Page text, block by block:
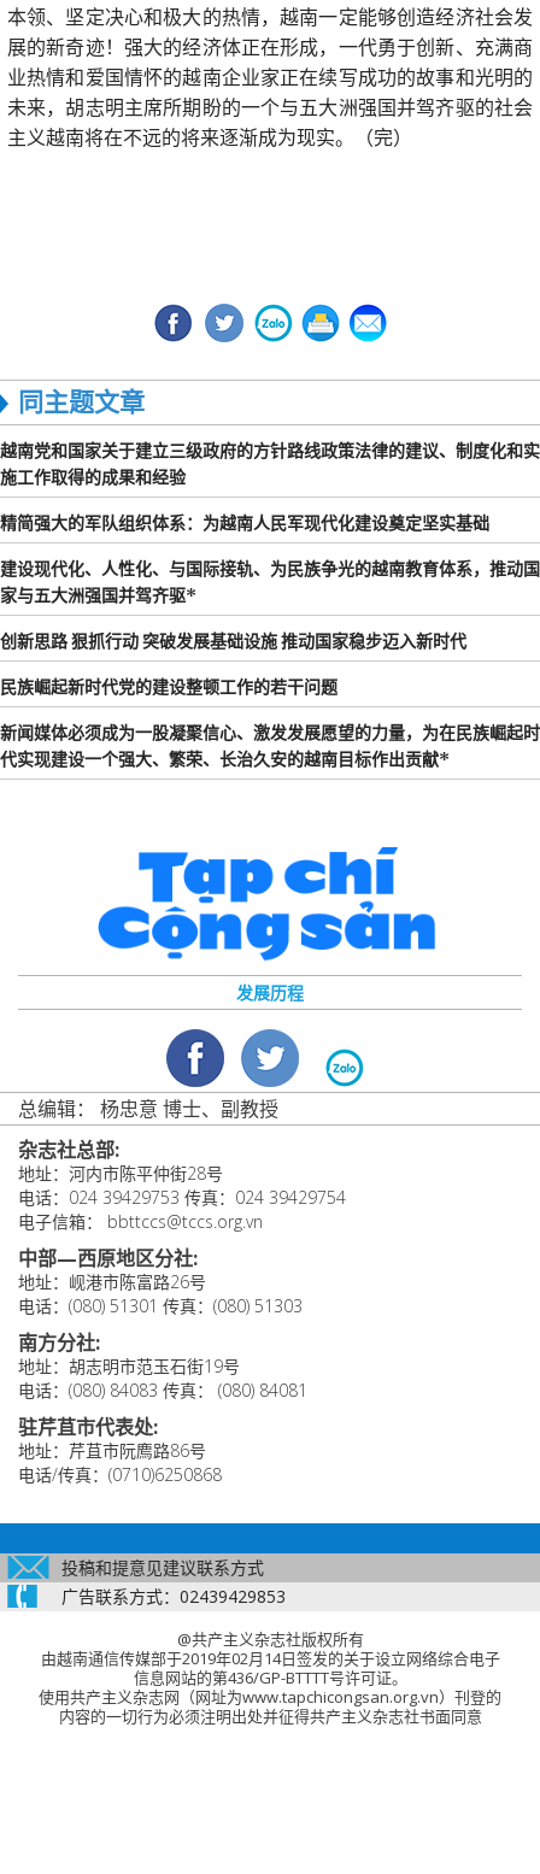
本领、坚定决心和极大的热情，越南一定能够创造经济社会发
展的新奇迹！强大的经济体正在形成，一代勇于创新、充满商
业热情和爱国情怀的越南企业家正在续写成功的故事和光明的
未来，胡志明主席所期盼的一个与五大洲强国并驾齐驱的社会
主义越南将在不远的将来逐渐成为现实。（完）
同主题文章
越南党和国家关于建立三级政府的方针路线政策法律的建议、制度化和实
施工作取得的成果和经验
精简强大的军队组织体系：为越南人民军现代化建设奠定坚实基础
建设现代化、人性化、与国际接轨、为民族争光的越南教育体系，推动国
家与五大洲强国并驾齐驱*
创新思路 狠抓行动 突破发展基础设施 推动国家稳步迈入新时代
民族崛起新时代党的建设整顿工作的若干问题
新闻媒体必须成为一股凝聚信心、激发发展愿望的力量，为在民族崛起时
代实现建设一个强大、繁荣、长治久安的越南目标作出贡献*
发展历程
总编辑： 杨忠意 博士、副教授
杂志社总部:
地址：河内市陈平仲街28号
电话：024 39429753 传真：024 39429754
电子信箱： bbttccs@tccs.org.vn
中部—西原地区分社:
地址：岘港市陈富路26号
电话：(080) 51301 传真：(080) 51303
南方分社:
地址：胡志明市范玉石街19号
电话：(080) 84083 传真： (080) 84081
驻芹苴市代表处:
地址：芹苴市阮廌路86号
电话/传真：(0710)6250868
投稿和提意见建议联系方式
广告联系方式：02439429853
@共产主义杂志社版权所有
由越南通信传媒部于2019年02月14日签发的关于设立网络综合电子
信息网站的第436/GP-BTTTT号许可证。
使用共产主义杂志网（网址为www.tapchicongsan.org.vn）刊登的
内容的一切行为必须注明出处并征得共产主义杂志社书面同意